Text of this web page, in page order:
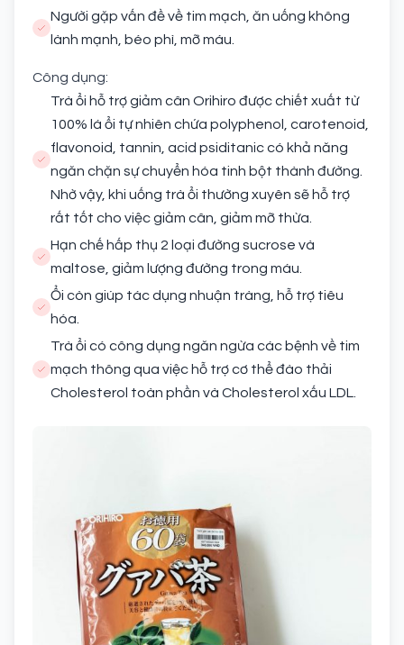
Người gặp vấn đề về tim mạch, ăn uống không
lành mạnh, béo phì, mỡ máu.
Công dụng:
Trà ổi hỗ trợ giảm cân Orihiro được chiết xuất từ
100% lá ổi tự nhiên chứa polyphenol, carotenoid,
flavonoid, tannin, acid psiditanic có khả năng
ngăn chặn sự chuyển hóa tinh bột thành đường.
Nhờ vậy, khi uống trà ổi thường xuyên sẽ hỗ trợ
rất tốt cho việc giảm cân, giảm mỡ thừa.
Hạn chế hấp thụ 2 loại đường sucrose và
maltose, giảm lượng đường trong máu.
Ổi còn giúp tác dụng nhuận tràng, hỗ trợ tiêu
hóa.
Trà ổi có công dụng ngăn ngừa các bệnh về tim
mạch thông qua việc hỗ trợ cơ thể đào thải
Cholesterol toàn phần và Cholesterol xấu LDL.